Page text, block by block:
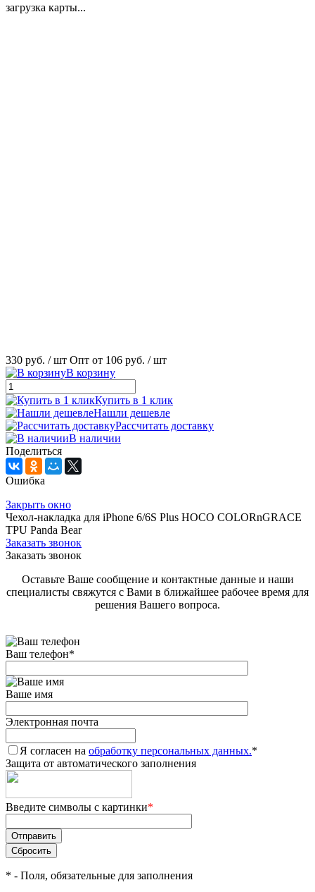
загрузка карты...
330 руб. / шт Опт от 106 руб. / шт
В корзину
Купить в 1 клик
Нашли дешевле
Рассчитать доставку
В наличии
Поделиться
Ошибка
Закрыть окно
Чехол-накладка для iPhone 6/6S Plus HOCO COLORnGRACE
TPU Panda Bear
Заказать звонок
Заказать звонок
Оставьте Ваше сообщение и контактные данные и наши
специалисты свяжутся с Вами в ближайшее рабочее время для
решения Вашего вопроса.
Ваш телефон*
Ваше имя
Электронная почта
Я согласен на обработку персональных данных.*
Защита от автоматического заполнения
Введите символы с картинки*
* - Поля, обязательные для заполнения